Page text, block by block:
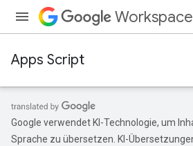
Workspace
Apps Script
Google verwendet KI-Technologie, um
Sprache zu übersetzen. KI-